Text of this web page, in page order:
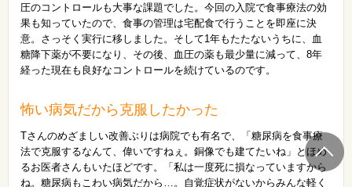
圧のコントロールも大事な課題でした。今回の入院で食事療法の効
果も知っていたので、食事の管理は宅配食で行うことを即座に決
意。さっそく実行に移しました。そして1年もたたないうちに、血
糖降下薬が不要になり、その後、血圧の薬も最少量に減って、8年
経った現在も良好なコントロールを続けているのです。
怖い病気だから克服したかった
Tさんのめざましい改善ぶりは病院でも有名で、「糖尿病を食事療
法で克服するなんて、偉いですねぇ。銅像でも建てたいね」とほめ
るお医者さんもいたほどです。「私は一度死に損なっていますから
ね。糖尿病もこわい病気だから…。自覚症状がないからみんな軽く